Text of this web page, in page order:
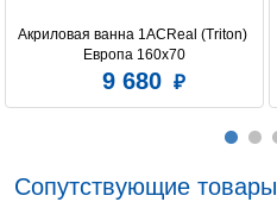
Акриловая ванна 1ACReal (Triton)
Европа 160x70
9 680
Сопутствующие товары